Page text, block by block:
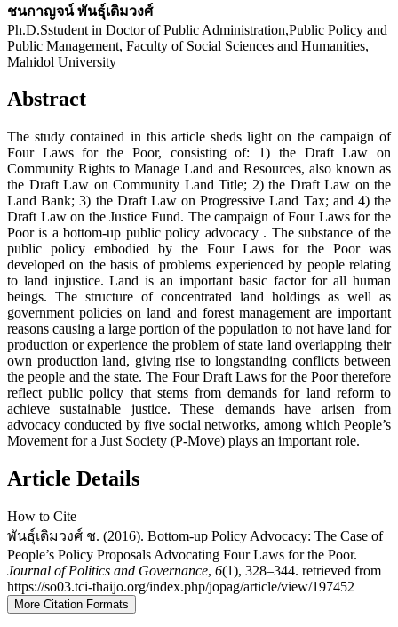
ชนกาญจน์ พันธุ์เดิมวงศ์
Ph.D.Sstudent in Doctor of Public Administration,Public Policy and
Public Management, Faculty of Social Sciences and Humanities,
Mahidol University
Abstract
The study contained in this article sheds light on the campaign of
Four Laws for the Poor, consisting of: 1) the Draft Law on
Community Rights to Manage Land and Resources, also known as
the Draft Law on Community Land Title; 2) the Draft Law on the
Land Bank; 3) the Draft Law on Progressive Land Tax; and 4) the
Draft Law on the Justice Fund. The campaign of Four Laws for the
Poor is a bottom-up public policy advocacy . The substance of the
public policy embodied by the Four Laws for the Poor was
developed on the basis of problems experienced by people relating
to land injustice. Land is an important basic factor for all human
beings. The structure of concentrated land holdings as well as
government policies on land and forest management are important
reasons causing a large portion of the population to not have land for
production or experience the problem of state land overlapping their
own production land, giving rise to longstanding conflicts between
the people and the state. The Four Draft Laws for the Poor therefore
reflect public policy that stems from demands for land reform to
achieve sustainable justice. These demands have arisen from
advocacy conducted by five social networks, among which People’s
Movement for a Just Society (P-Move) plays an important role.
Article Details
How to Cite
พันธุ์เดิมวงศ์ ช. (2016). Bottom-up Policy Advocacy: The Case of
People’s Policy Proposals Advocating Four Laws for the Poor.
Journal of Politics and Governance, 6(1), 328–344. retrieved from
https://so03.tci-thaijo.org/index.php/jopag/article/view/197452
More Citation Formats